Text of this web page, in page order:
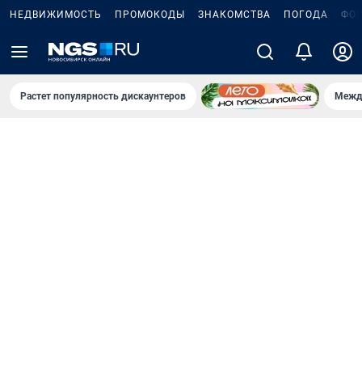
НЕДВИЖИМОСТЬ ПРОМОКОДЫ ЗНАКОМСТВА ПОГОДА
Растет популярность дискаунтеров